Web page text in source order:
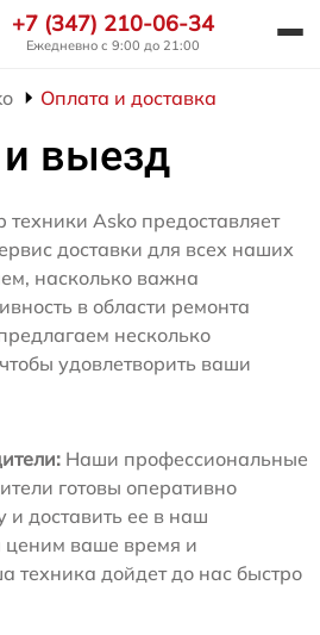
+7 (347) 210-06-34
Ежедневно с 9:00 до 21:00
Оплата и доставка
выезд
Asko предоставляет
доставки для всех наших
насколько важна
в области ремонта
несколько
удовлетворить ваши
Наши профессиональные
готовы оперативно
и доставить ее в наш
ваше время и
техника дойдет до нас быстро